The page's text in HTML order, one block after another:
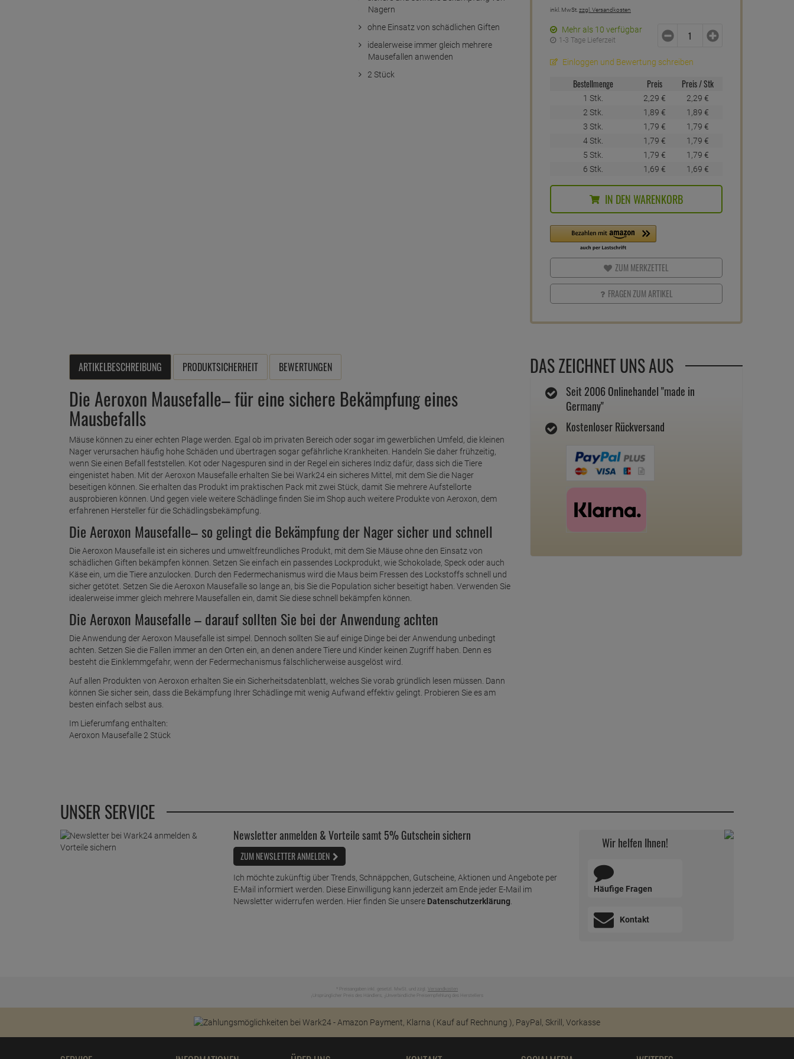
Nagern
ohne Einsatz von schädlichen Giften
idealerweise immer gleich mehrere
Mausefallen anwenden
2 Stück
inkl. MwSt. zzgl. Versandkosten
Mehr als 10 verfügbar
1-3 Tage Lieferzeit
Einloggen und Bewertung schreiben
Bestellmenge Preis Preis / Stk
1 Stk. 2, 29 € 2, 29 €
2 Stk.
1, 89 € 1, 89 €
3 Stk.
1, 79 € 1, 79 €
4 Stk.
1, 79 € 1, 79 €
5 Stk.
1, 79 € 1, 79 €
6 Stk.
1, 69 € 1, 69 €
IN DEN WARENKORB
ZUM MERKZETTEL
FRAGEN ZUM ARTIKEL
DAS ZEICHNET UNS AUS
Seit 2006 Onlinehandel "made in
Germany"
Kostenloser Rückversand
ARTIKELBESCHREIBUNG PRODUKTSICHERHEIT BEWERTUNGEN
Die Aeroxon Mausefalle– für eine sichere Bekämpfung eines
Mausbefalls
Mäuse können zu einer echten Plage werden. Egal ob im privaten Bereich oder sogar im gewerblichen Umfeld, die kleinen
Nager verursachen häufig hohe Schäden und übertragen sogar gefährliche Krankheiten. Handeln Sie daher frühzeitig,
wenn Sie einen Befall feststellen. Kot oder Nagespuren sind in der Regel ein sicheres Indiz dafür, dass sich die Tiere
eingenistet haben. Mit der Aeroxon Mausefalle erhalten Sie bei Wark24 ein sicheres Mittel, mit dem Sie die Nager
beseitigen können. Sie erhalten das Produkt im praktischen Pack mit zwei Stück, damit Sie mehrere Aufstellorte
ausprobieren können. Und gegen viele weitere Schädlinge finden Sie im Shop auch weitere Produkte von Aeroxon, dem
erfahrenen Hersteller für die Schädlingsbekämpfung.
Die Aeroxon Mausefalle– so gelingt die Bekämpfung der Nager sicher und schnell
Die Aeroxon Mausefalle ist ein sicheres und umweltfreundliches Produkt, mit dem Sie Mäuse ohne den Einsatz von
schädlichen Giften bekämpfen können. Setzen Sie einfach ein passendes Lockprodukt, wie Schokolade, Speck oder auch
Käse ein, um die Tiere anzulocken. Durch den Federmechanismus wird die Maus beim Fressen des Lockstoffs schnell und
sicher getötet. Setzen Sie die Aeroxon Mausefalle so lange an, bis Sie die Population sicher beseitigt haben. Verwenden Sie
idealerweise immer gleich mehrere Mausefallen ein, damit Sie diese schnell bekämpfen können.
Die Aeroxon Mausefalle – darauf sollten Sie bei der Anwendung achten
Die Anwendung der Aeroxon Mausefalle ist simpel. Dennoch sollten Sie auf einige Dinge bei der Anwendung unbedingt
achten. Setzen Sie die Fallen immer an den Orten ein, an denen andere Tiere und Kinder keinen Zugriff haben. Denn es
besteht die Einklemmgefahr, wenn der Federmechanismus fälschlicherweise ausgelöst wird.
Auf allen Produkten von Aeroxon erhalten Sie ein Sicherheitsdatenblatt, welches Sie vorab gründlich lesen müssen. Dann
können Sie sicher sein, dass die Bekämpfung Ihrer Schädlinge mit wenig Aufwand effektiv gelingt. Probieren Sie es am
besten einfach selbst aus.
Im Lieferumfang enthalten:
Aeroxon Mausefalle 2 Stück
UNSER SERVICE
Newsletter anmelden & Vorteile samt 5% Gutschein sichern
ZUM NEWSLETTER ANMELDEN
Ich möchte zukünftig über Trends, Schnäppchen, Gutscheine, Aktionen und Angebote per
E-Mail informiert werden. Diese Einwilligung kann jederzeit am Ende jeder E-Mail im
Newsletter widerrufen werden. Hier finden Sie unsere Datenschutzerklärung.
Wir helfen Ihnen!
Häufige Fragen
Kontakt
* Preisangaben inkl. gesetzl. MwSt. und zzgl. Versandkosten
Ursprünglicher Preis des Händlers, Unverbindliche Preisempfehlung des Herstellers